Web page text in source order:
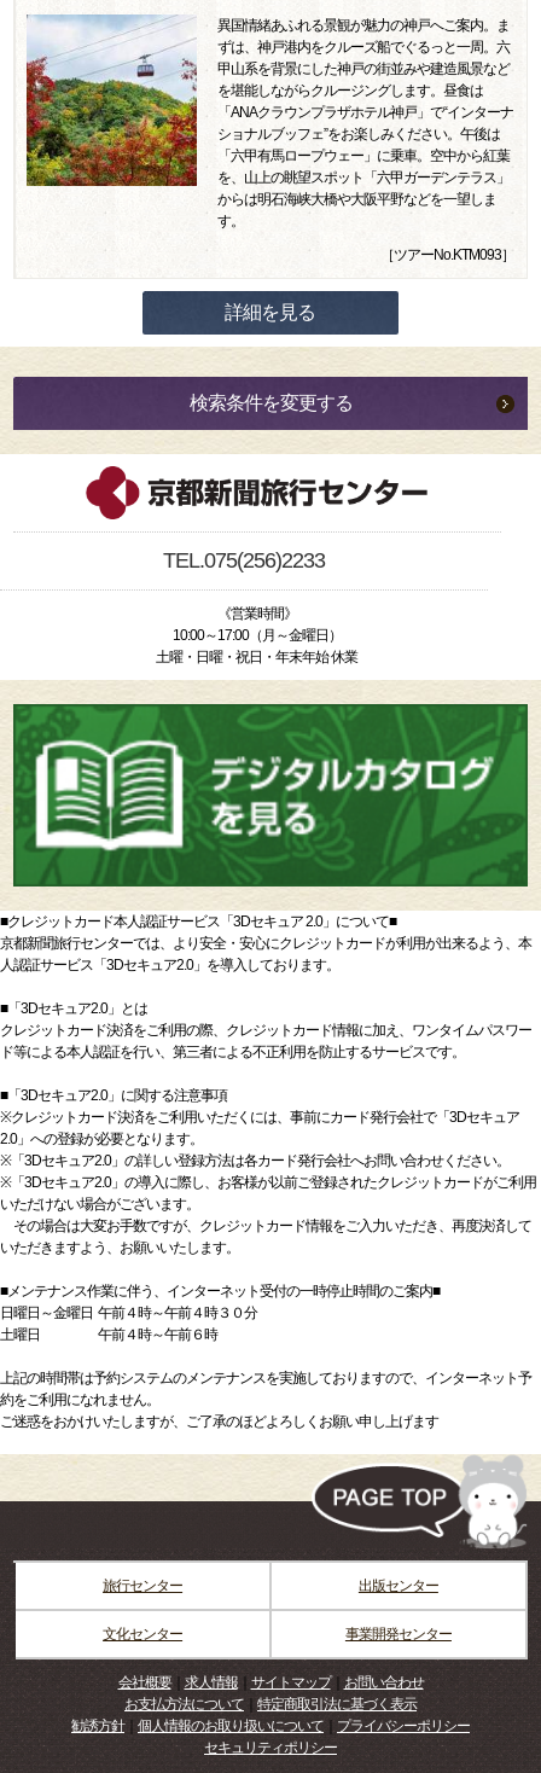
異国情緒あふれる景観が魅力の神戸へご案内。ま
ずは、神戸港内をクルーズ船でぐるっと一周。六
甲山系を背景にした神戸の街並みや建造風景など
を堪能しながらクルージングします。昼食は
「ANAクラウンプラザホテル神戸」で“インターナ
ショナルブッフェ”をお楽しみください。午後は
「六甲有馬ロープウェー」に乗車。空中から紅葉
を、山上の眺望スポット「六甲ガーデンテラス」
からは明石海峡大橋や大阪平野などを一望しま
す。
［ツアーNo.KTM093］
詳細を見る
検索条件を変更する
TEL.075(256)2233
《営業時間》
10:00～17:00（月～金曜日）
土曜・日曜・祝日・年末年始 休業
■クレジットカード本人認証サービス「3Dセキュア 2.0」について■
京都新聞旅行センターでは、より安全・安心にクレジットカードが利用が出来るよう、本
人認証サービス「3Dセキュア2.0」を導入しております。
■「3Dセキュア2.0」とは
クレジットカード決済をご利用の際、クレジットカード情報に加え、ワンタイムパスワー
ド等による本人認証を行い、第三者による不正利用を防止するサービスです。
■「3Dセキュア2.0」に関する注意事項
※クレジットカード決済をご利用いただくには、事前にカード発行会社で「3Dセキュア
2.0」への登録が必要となります。
※「3Dセキュア2.0」の詳しい登録方法は各カード発行会社へお問い合わせください。
※「3Dセキュア2.0」の導入に際し、お客様が以前ご登録されたクレジットカードがご利用
いただけない場合がございます。
その場合は大変お手数ですが、クレジットカード情報をご入力いただき、再度決済して
いただきますよう、お願いいたします。
■メンテナンス作業に伴う、インターネット受付の一時停止時間のご案内■
日曜日～金曜日 午前４時～午前４時３０分
土曜日 午前４時～午前６時
上記の時間帯は予約システムのメンテナンスを実施しておりますので、インターネット予
約をご利用になれません。
ご迷惑をおかけいたしますが、ご了承のほどよろしくお願い申し上げます
旅行センター 出版センター
文化センター 事業開発センター
会社概要｜ 求人情報｜ サイトマップ｜
お問い合わせ
お支払方法について
特定商取引法に基づく表示
勧誘方針｜ 個人情報のお取り扱いについて
プライバシーポリシー
セキュリティポリシー